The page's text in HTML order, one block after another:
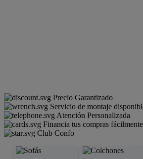
Precio Garantizado
Servicio de montaje
Atención Personalizada
Financia tus compras fácilmente
Club Confo